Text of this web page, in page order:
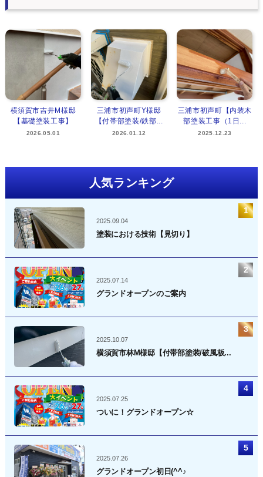
横須賀市吉井M様邸
【基礎塗装工事】
2026.05.01
三浦市初声町Y様邸
【付帯部塗装/鉄部...
2026.01.12
三浦市初声町【内装木
部塗装工事（1日...
2025.12.23
人気ランキング
2025.09.04
塗装における技術【見切り】
2025.07.14
グランドオープンのご案内
2025.10.07
横須賀市林M様邸【付帯部塗装/破風板...
2025.07.25
ついに！グランドオープン☆
2025.07.26
グランドオープン初日(^^♪